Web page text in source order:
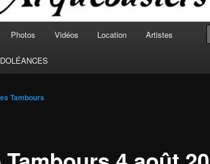
Photos Vidéos Location Artistes
Tambours